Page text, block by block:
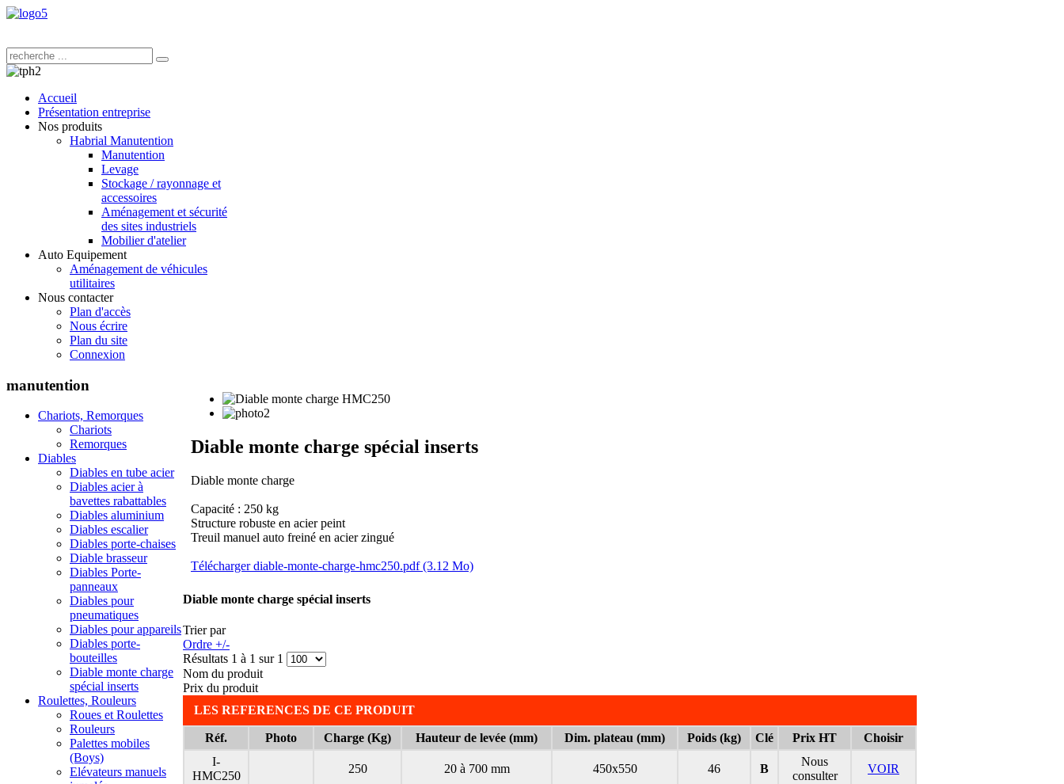
Accueil
Présentation entreprise
Nos produits
Habrial Manutention
Manutention
Levage
Stockage / rayonnage et
accessoires
Aménagement et sécurité
des sites industriels
Mobilier d'atelier
Auto Equipement
Aménagement de véhicules
utilitaires
Nous contacter
Plan d'accès
Nous écrire
Plan du site
Connexion
Diable monte charge spécial inserts
Diable monte charge
Capacité : 250 kg
Structure robuste en acier peint
Treuil manuel auto freiné en acier zingué
Téléchargerdiable-monte-charge-hmc250.pdf(3.12 Mo)
Diable monte charge spécial inserts
Trier par
Ordre +/-
Résultats 1 à 1 sur 1
Nom du produit
Prix du produit
LES REFERENCES DE CE PRODUIT
Réf. Photo Charge (Kg) Hauteur de levée (mm) Dim. plateau (mm) Poids (kg) Clé Prix HT
Choisir
I-
HMC250
250 20 à 700 mm 450x550 46 B
Nous
consulter
VOIR
manutention
Chariots, Remorques
Chariots
Remorques
Diables
Diables en tube acier
Diables acier à
bavettes rabattables
Diables aluminium
Diables escalier
Diables porte-chaises
Diable brasseur
Diables Porte-
panneaux
Diables pour
pneumatiques
Diables pour appareils
Diables porte-
bouteilles
Diable monte charge
spécial inserts
Roulettes, Rouleurs
Roues et Roulettes
Rouleurs
Palettes mobiles
(Boys)
Elévateurs manuels